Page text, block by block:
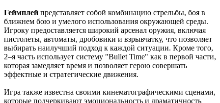
Геймплей представляет собой комбинацию стрельбы, боя в
ближнем бою и умелого использования окружающей среды.
Игроку предоставляется широкий арсенал оружия, включая
пистолеты, автоматы, дробовики и взрывчатку, что позволяет
выбирать наилучший подход к каждой ситуации. Кроме того,
2–я часть использует систему "Bullet Time" как в первой части,
которая замедляет время и позволяет герою совершать
эффектные и стратегические движения.
Игра также известна своими кинематографическими сценами,
которые подчеркивают эмоциональность и драматичность